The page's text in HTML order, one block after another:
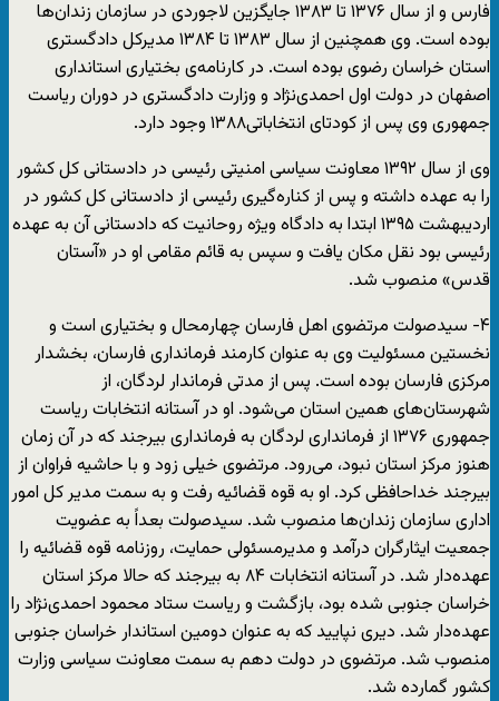
فارس و از سال ۱۳۷۶ تا ۱۳۸۳ جایگزین لاجوردی در سازمان زندان‌ها
بوده است. وی همچنین از سال ۱۳۸۳ تا ۱۳۸۴ مدیرکل دادگستری
استان خراسان رضوی بوده است. در کارنامه‌ی بختیاری استانداری
اصفهان در دولت اول احمدی‌نژاد و وزارت دادگستری در دوران ریاست
جمهوری وی پس از کودتای انتخاباتی۱۳۸۸ وجود دارد.
وی از سال ۱۳۹۲ معاونت سیاسی امنیتی رئیسی در دادستانی کل کشور
را به عهده داشته و پس از کناره‌گیری رئیسی از دادستانی کل کشور در
اردیبهشت ۱۳۹۵ ابتدا به دادگاه ویژه روحانیت که دادستانی آن به عهده
رئیسی بود نقل مکان یافت و سپس به قائم مقامی او در «آستان
قدس» منصوب شد.
۴- سیدصولت مرتضوی اهل فارسان چهارمحال و بختیاری است و
نخستین مسئولیت وی به عنوان کارمند فرمانداری فارسان، بخشدار
مرکزی فارسان بوده است. پس از مدتی فرماندار لردگان، از
شهرستان‌های همین استان می‌شود. او در آستانه انتخابات ریاست
جمهوری ۱۳۷۶ از فرمانداری لردگان به فرمانداری بیرجند که در آن زمان
هنوز مرکز استان نبود، می‌رود. مرتضوی خیلی زود و با حاشیه فراوان از
بیرجند خداحافظی کرد. او به قوه قضائیه رفت و به سمت مدیر کل امور
اداری سازمان زندان‌ها منصوب شد. سیدصولت بعداً به عضویت
جمعیت ایثارگران درآمد و مدیرمسئولی حمایت، روزنامه قوه قضائیه را
عهده‌دار شد. در آستانه انتخابات ۸۴ به بیرجند که حالا مرکز استان
خراسان جنوبی شده بود، بازگشت و ریاست ستاد محمود احمدی‌نژاد را
عهده‌دار شد. دیری نپایید که به عنوان دومین استاندار خراسان جنوبی
منصوب شد. مرتضوی در دولت دهم به سمت معاونت سیاسی وزارت
کشور گمارده شد.